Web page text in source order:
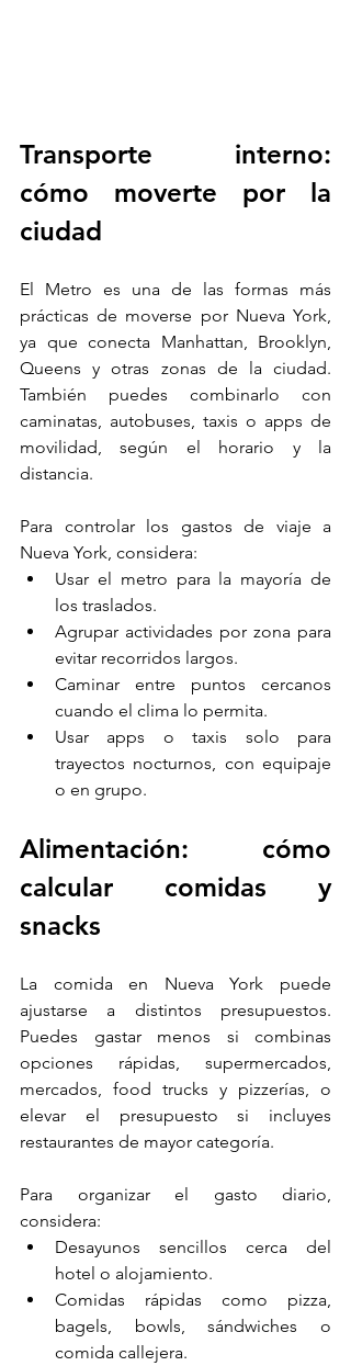
Transporte interno:
cómo moverte por la
ciudad
El Metro es una de las formas más
prácticas de moverse por Nueva York,
ya que conecta Manhattan, Brooklyn,
Queens y otras zonas de la ciudad.
También puedes combinarlo con
caminatas, autobuses, taxis o apps de
movilidad, según el horario y la
distancia.
Para controlar los gastos de viaje a
Nueva York, considera:
Usar el metro para la mayoría de
los traslados.
Agrupar actividades por zona para
evitar recorridos largos.
Caminar entre puntos cercanos
cuando el clima lo permita.
Usar apps o taxis solo para
trayectos nocturnos, con equipaje
o en grupo.
Alimentación: cómo
calcular comidas y
snacks
La comida en Nueva York puede
ajustarse a distintos presupuestos.
Puedes gastar menos si combinas
opciones rápidas, supermercados,
mercados, food trucks y pizzerías, o
elevar el presupuesto si incluyes
restaurantes de mayor categoría.
Para organizar el gasto diario,
considera:
Desayunos sencillos cerca del
hotel o alojamiento.
Comidas rápidas como pizza,
bagels, bowls, sándwiches o
comida callejera.